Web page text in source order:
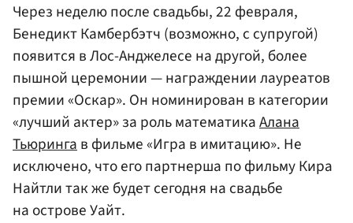
Через неделю после свадьбы, 22 февраля,
Бенедикт Камбербэтч (возможно, с супругой)
появится в Лос-Анджелесе на другой, более
пышной церемонии — награждении лауреатов
премии «Оскар». Он номинирован в категории
«лучший актер» за роль математикаАлана
Тьюрингав фильме «Игра в имитацию». Не
исключено, что его партнерша по фильму Кира
Найтли так же будет сегодня на свадьбе
на острове Уайт.